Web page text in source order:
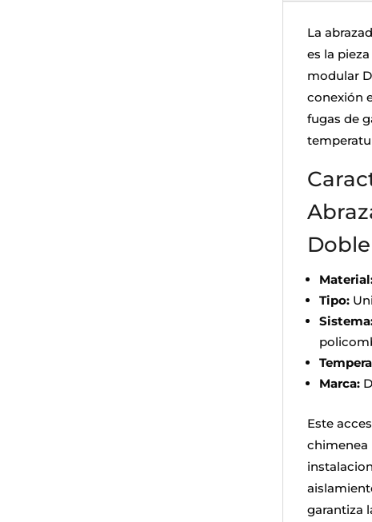
La
es la
modular
conexión
fugas de
Tipo:
Marca:
Este
chimenea
garantiza